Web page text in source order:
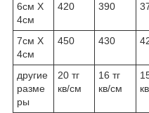
6см Х
4см
420 390
7см Х
4см
450 430
другие
разме
ры
20 тг
кв/см
16 тг
кв/см